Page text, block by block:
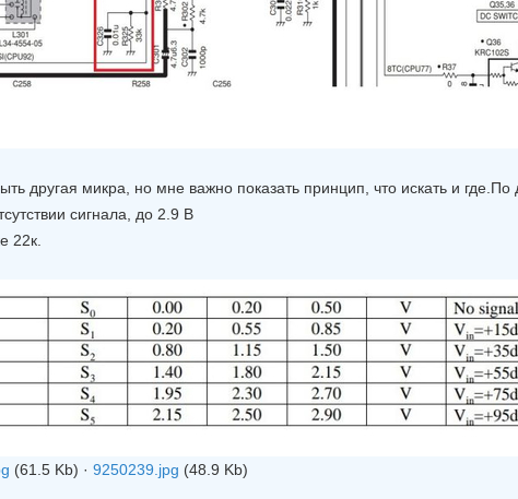
другая микра, но мне важно показать принцип, что искать и где.По
сигнала, до 2.9 В
22к.
(61.5 Kb) · 9250239.jpg (48.9 Kb)